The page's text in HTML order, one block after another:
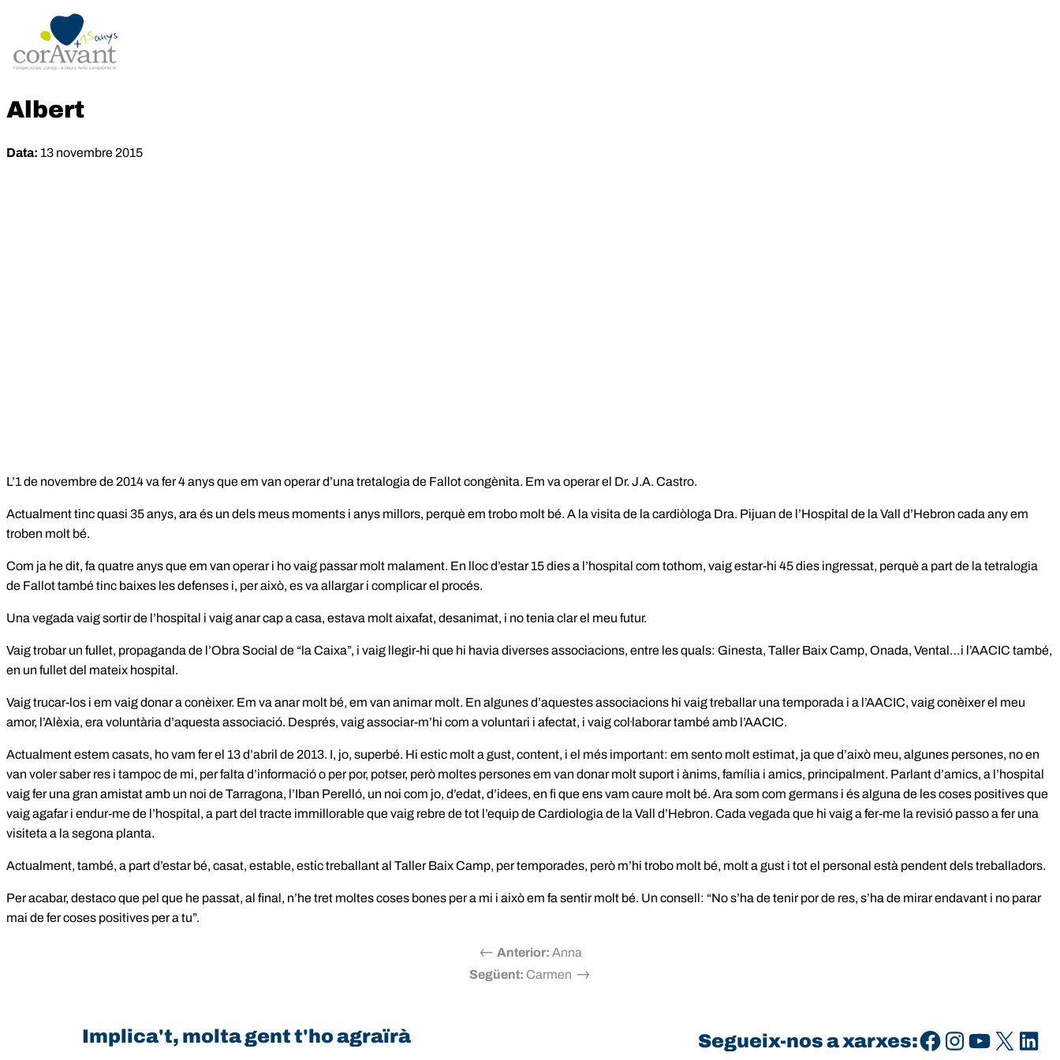
Albert
Data: 13 novembre 2015
L’1 de novembre de 2014 va fer 4 anys que em van operar d’una tretalogia de Fallot congènita. Em va operar el Dr. J.A. Castro.
Actualment tinc quasi 35 anys, ara és un dels meus moments i anys millors, perquè em trobo molt bé. A la visita de la cardiòloga Dra. Pijuan de l’Hospital de la Vall d’Hebron cada any em
troben molt bé.
Com ja he dit, fa quatre anys que em van operar i ho vaig passar molt malament. En lloc d’estar 15 dies a l’hospital com tothom, vaig estar-hi 45 dies ingressat, perquè a part de la tetralogia
de Fallot també tinc baixes les defenses i, per això, es va allargar i complicar el procés.
Una vegada vaig sortir de l’hospital i vaig anar cap a casa, estava molt aixafat, desanimat, i no tenia clar el meu futur.
Vaig trobar un fullet, propaganda de l’Obra Social de “la Caixa”, i vaig llegir-hi que hi havia diverses associacions, entre les quals: Ginesta, Taller Baix Camp, Onada, Vental…i l’AACIC també,
en un fullet del mateix hospital.
Vaig trucar-los i em vaig donar a conèixer. Em va anar molt bé, em van animar molt. En algunes d’aquestes associacions hi vaig treballar una temporada i a l’AACIC, vaig conèixer el meu
amor, l’Alèxia, era voluntària d’aquesta associació. Després, vaig associar-m’hi com a voluntari i afectat, i vaig col·laborar també amb l’AACIC.
Actualment estem casats, ho vam fer el 13 d’abril de 2013. I, jo, superbé. Hi estic molt a gust, content, i el més important: em sento molt estimat, ja que d’això meu, algunes persones, no en
van voler saber res i tampoc de mi, per falta d’informació o per por, potser, però moltes persones em van donar molt suport i ànims, família i amics, principalment. Parlant d’amics, a l’hospital
vaig fer una gran amistat amb un noi de Tarragona, l’Iban Perelló, un noi com jo, d’edat, d’idees, en fi que ens vam caure molt bé. Ara som com germans i és alguna de les coses positives que
vaig agafar i endur-me de l’hospital, a part del tracte immillorable que vaig rebre de tot l’equip de Cardiologia de la Vall d’Hebron. Cada vegada que hi vaig a fer-me la revisió passo a fer una
visiteta a la segona planta.
Actualment, també, a part d’estar bé, casat, estable, estic treballant al Taller Baix Camp, per temporades, però m’hi trobo molt bé, molt a gust i tot el personal està pendent dels treballadors.
Per acabar, destaco que pel que he passat, al final, n’he tret moltes coses bones per a mi i això em fa sentir molt bé. Un consell: “No s’ha de tenir por de res, s’ha de mirar endavant i no parar
mai de fer coses positives per a tu”.
← Anterior: Anna
Següent: Carmen →
Implica't, molta gent t'ho agraïrà Segueix-nos a xarxes:Facebook Instagram YouTube X LinkedIn